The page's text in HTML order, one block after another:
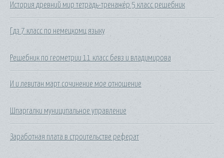
История древний мир тетрадь-тренажёр 5 класс решебник
Гдз 7 класс по немецкомц языку
Решебник по геометрии 11 класс бевз и владимирова
И и левитан март сочинение мое отношение
Шпаргалки муниципальное управление
Заработная плата в строительстве реферат